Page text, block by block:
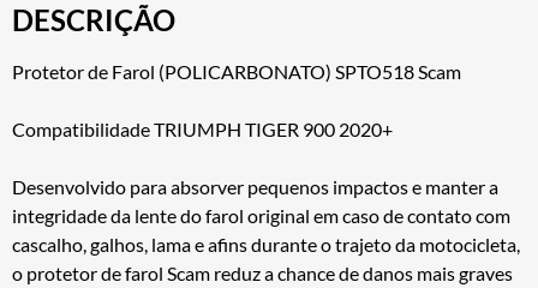
DESCRIÇÃO
Protetor de Farol (POLICARBONATO) SPTO518 Scam
Compatibilidade TRIUMPH TIGER 900 2020+
Desenvolvido para absorver pequenos impactos e manter a
integridade da lente do farol original em caso de contato com
cascalho, galhos, lama e afins durante o trajeto da motocicleta,
o protetor de farol Scam reduz a chance de danos mais graves